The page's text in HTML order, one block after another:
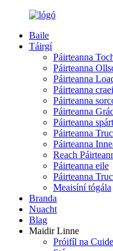
Baile
Táirgí
Páirteanna
Páirteanna
Páirteanna
Páirteanna
Páirteanna
Páirteanna
Páirteanna
Páirteanna
Páirteanna
Reach
Páirteanna eile
Páirteanna
Meaisíní tógála
Branda
Nuacht
Blag
Maidir Linne
Próifíl na